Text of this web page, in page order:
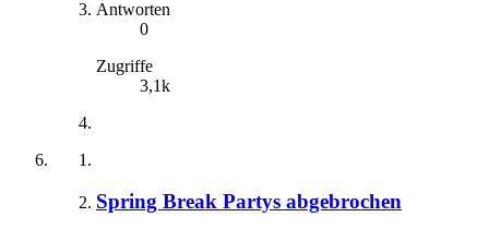
Antworten
0
Zugriffe
3,1k
Spring Break Partys abgebrochen